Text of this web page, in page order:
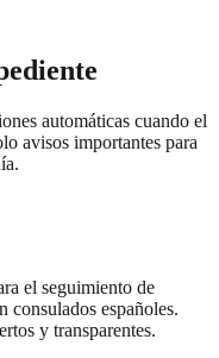
automáticas cuando el
avisos importantes para
el seguimiento de
consulados españoles.
y transparentes.